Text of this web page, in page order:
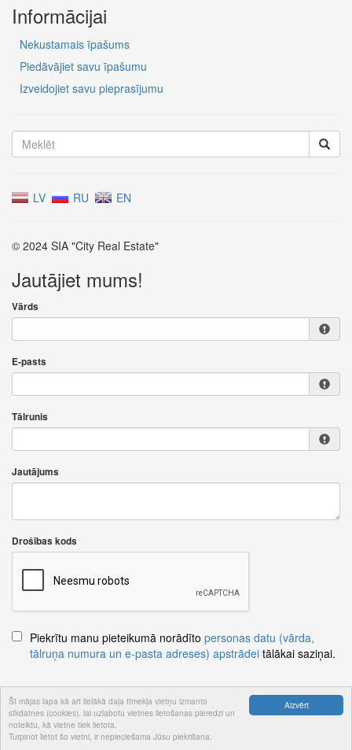
Aizvērt
Šī mājas lapa kā arī lielākā daļa tīmekļa vietņu izmanto
sīkdatnes (cookies), lai uzlabotu vietnes lietošanas pieredzi un
noteiktu, kā vietne tiek lietota.
Turpinot lietot šo vietni, ir nepieciešama Jūsu piekrišana.
Informācijai
Nekustamais īpašums
Piedāvājiet savu īpašumu
Izveidojiet savu pieprasījumu
LV RU EN
© 2024 SIA "City Real Estate"
Jautājiet mums!
Vārds
E-pasts
Tālrunis
Jautājums
Drošības kods
Piekrītu manu pieteikumā norādīto personas datu (vārda,
tālruņa numura un e-pasta adreses) apstrādei tālākai saziņai.
Nosūtīt jautājumu